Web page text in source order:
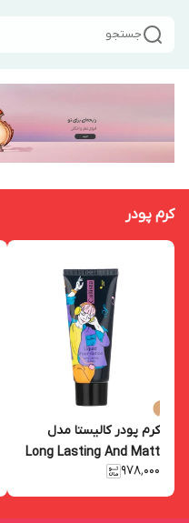
جستجو
کرم پودر
کرم پودر کالیستا مدل
Long Lasting And Matt
لیتر
۹۷۸٬۰۰۰